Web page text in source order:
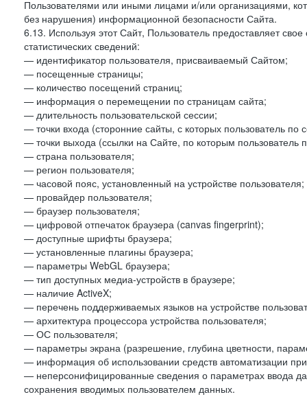
Пользователями или иными лицами и/или организациями,
без нарушения) информационной безопасности Сайта.
6.13. Используя этот Сайт, Пользователь предоставляет
статистических сведений:
— идентификатор пользователя, присваиваемый Сайтом;
— посещенные страницы;
— количество посещений страниц;
— информация о перемещении по страницам сайта;
— длительность пользовательской сессии;
— точки входа (сторонние сайты, с которых пользователь по
— точки выхода (ссылки на Сайте, по которым пользователь
— страна пользователя;
— регион пользователя;
— часовой пояс, установленный на устройстве пользователя;
— провайдер пользователя;
— браузер пользователя;
— цифровой отпечаток браузера (canvas fingerprint);
— доступные шрифты браузера;
— установленные плагины браузера;
— параметры WebGL браузера;
— тип доступных медиа-устройств в браузере;
— наличие ActiveX;
— перечень поддерживаемых языков на устройстве
— архитектура процессора устройства пользователя;
— ОС пользователя;
— параметры экрана (разрешение, глубина цветности,
— информация об использовании средств автоматизации
— неперсонифицированные сведения о параметрах ввода
сохранения вводимых пользователем данных.